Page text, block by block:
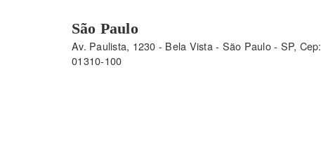
São Paulo
Av. Paulista, 1230 - Bela Vista - São Paulo - SP, Cep:
01310-100